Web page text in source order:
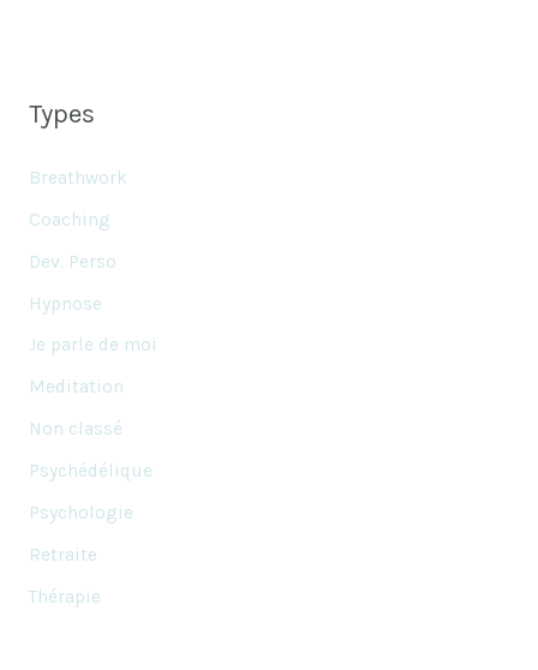
Types
Breathwork
Coaching
Dev. Perso
Hypnose
Je parle de moi
Meditation
Non classé
Psychédélique
Psychologie
Retraite
Thérapie